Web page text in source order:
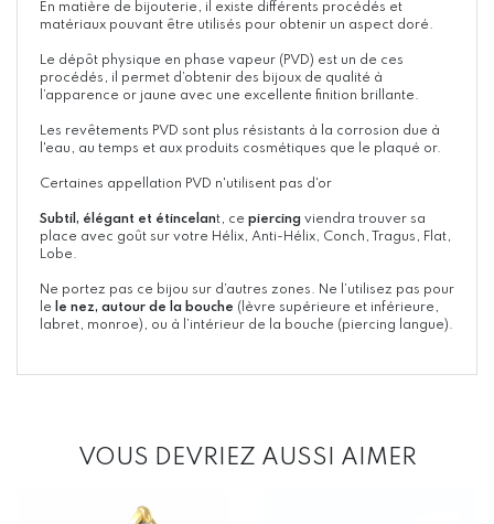
En matière de bijouterie, il existe différents procédés et
matériaux pouvant être utilisés pour obtenir un aspect doré.
Le dépôt physique en phase vapeur (PVD) est un de ces
procédés, il permet d’obtenir des bijoux de qualité à
l’apparence or jaune avec une excellente finition brillante.
Les revêtements PVD sont plus résistants à la corrosion due à
l'eau, au temps et aux produits cosmétiques que le plaqué or.
Certaines appellation PVD n'utilisent pas d'or
Subtil, élégant et étincelant, ce piercing viendra trouver sa
place avec goût sur votre Hélix, Anti-Hélix, Conch, Tragus, Flat,
Lobe.
Ne portez pas ce bijou sur d’autres zones. Ne l’utilisez pas pour
le
le nez, autour de la bouche (lèvre supérieure et inférieure,
labret, monroe), ou à l’intérieur de la bouche (piercing langue).
VOUS DEVRIEZ AUSSI AIMER